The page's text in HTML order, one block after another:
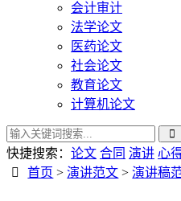
会计审计
法学论文
医药论文
社会论文
教育论文
计算机论文
快捷搜索： 论文 合同 演讲 心
首页 >演讲范文 >演讲稿